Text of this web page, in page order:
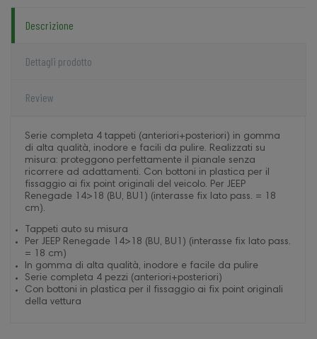
Descrizione
Dettagli prodotto
Review
Serie completa 4 tappeti (anteriori+posteriori) in gomma
di alta qualità, inodore e facili da pulire. Realizzati su
misura: proteggono perfettamente il pianale senza
ricorrere ad adattamenti. Con bottoni in plastica per il
fissaggio ai fix point originali del veicolo. Per JEEP
Renegade 14>18 (BU, BU1) (interasse fix lato pass. = 18
cm).
Tappeti auto su misura
Per JEEP Renegade 14>18 (BU, BU1) (interasse fix lato pass.
= 18 cm)
In gomma di alta qualità, inodore e facile da pulire
Serie completa 4 pezzi (anteriori+posteriori)
Con bottoni in plastica per il fissaggio ai fix point originali
della vettura